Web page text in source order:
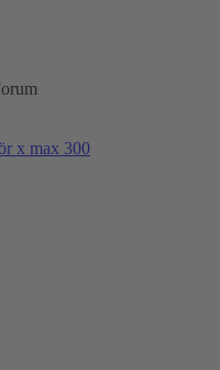
x max 300